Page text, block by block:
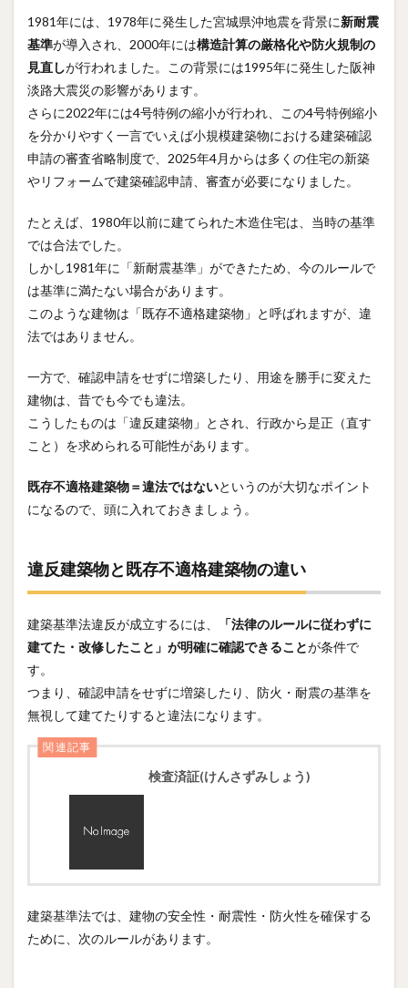
1981年には、1978年に発生した宮城県沖地震を背景に新耐震
基準が導入され、2000年には構造計算の厳格化や防火規制の
見直しが行われました。この背景には1995年に発生した阪神
淡路大震災の影響があります。
さらに2022年には4号特例の縮小が行われ、この4号特例縮小
を分かりやすく一言でいえば小規模建築物における建築確認
申請の審査省略制度で、2025年4月からは多くの住宅の新築
やリフォームで建築確認申請、審査が必要になりました。
たとえば、1980年以前に建てられた木造住宅は、当時の基準
では合法でした。
しかし1981年に「新耐震基準」ができたため、今のルールで
は基準に満たない場合があります。
このような建物は「既存不適格建築物」と呼ばれますが、違
法ではありません。
一方で、確認申請をせずに増築したり、用途を勝手に変えた
建物は、昔でも今でも違法。
こうしたものは「違反建築物」とされ、行政から是正（直す
こと）を求められる可能性があります。
既存不適格建築物＝違法ではないというのが大切なポイント
になるので、頭に入れておきましょう。
違反建築物と既存不適格建築物の違い
建築基準法違反が成立するには、
「法律のルールに従わずに
建てた・改修したこと」が明確に確認できることが条件で
す。
つまり、確認申請をせずに増築したり、防火・耐震の基準を
無視して建てたりすると違法になります。
関連記事
検査済証(けんさずみしょう)
建築基準法では、建物の安全性・耐震性・防火性を確保する
ために、次のルールがあります。